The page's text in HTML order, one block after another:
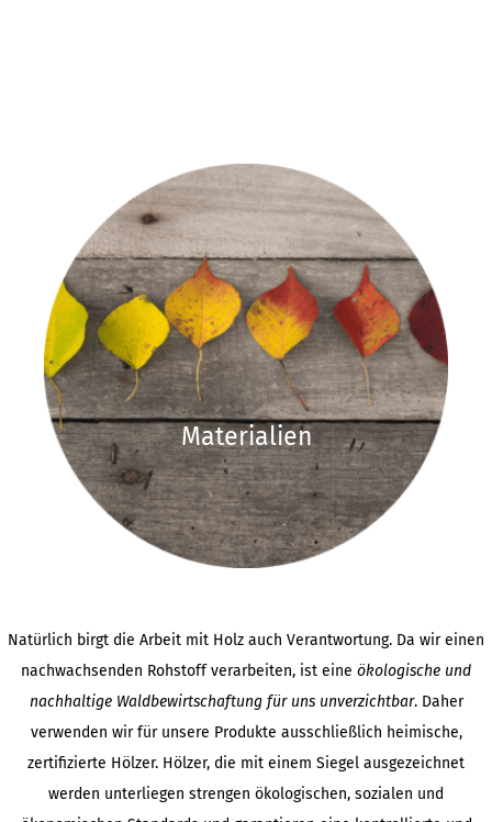
Materialien
Natürlich birgt die Arbeit mit Holz auch Verantwortung. Da wir einen
nachwachsenden Rohstoff verarbeiten, ist eine ökologische und
nachhaltige Waldbewirtschaftung für uns unverzichtbar. Daher
verwenden wir für unsere Produkte ausschließlich heimische,
zertifizierte Hölzer. Hölzer, die mit einem Siegel ausgezeichnet
werden unterliegen strengen ökologischen, sozialen und